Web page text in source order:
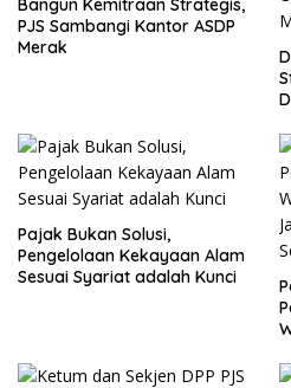
Bangun Kemitraan Strategis,
PJS Sambangi Kantor ASDP
Merak
Pajak Bukan Solusi,
Pengelolaan Kekayaan Alam
Sesuai Syariat adalah Kunci